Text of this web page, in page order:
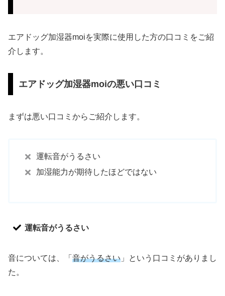
エアドッグ加湿器moiを実際に使用した方の口コミをご紹
介します。
エアドッグ加湿器moiの悪い口コミ
まずは悪い口コミからご紹介します。
運転音がうるさい
加湿能力が期待したほどではない
運転音がうるさい
音については、「 音がうるさい 」という口コミがありまし
た。